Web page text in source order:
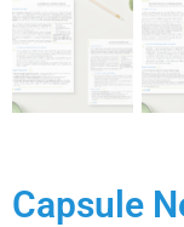
Capsule